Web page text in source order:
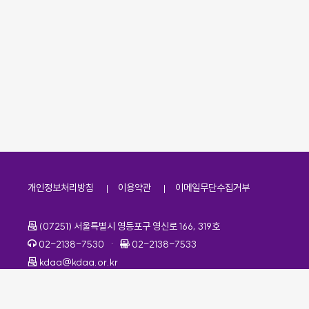
개인정보처리방침 이용약관 이메일무단수집거부
주소
(07251) 서울특별시 영등포구 영신로 166, 319호
전화번호
02-2138-7530 · 팩스번호
02-2138-7533
이메일
kdaa@kdaa.or.kr